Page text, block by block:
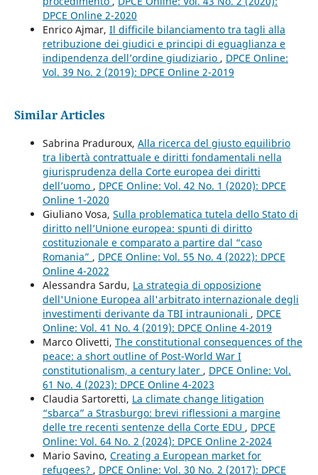
DPCE Online 2-2020
Enrico Ajmar, Il difficile bilanciamento tra tagli alla
retribuzione dei giudici e principi di eguaglianza e
indipendenza dell’ordine giudiziario , DPCE Online:
Vol. 39 No. 2 (2019): DPCE Online 2-2019
Similar Articles
Sabrina Praduroux, Alla ricerca del giusto equilibrio
tra libertà contrattuale e diritti fondamentali nella
giurisprudenza della Corte europea dei diritti
dell’uomo , DPCE Online: Vol. 42 No. 1 (2020): DPCE
Online 1-2020
Giuliano Vosa, Sulla problematica tutela dello Stato di
diritto nell’Unione europea: spunti di diritto
costituzionale e comparato a partire dal “caso
Romania” , DPCE Online: Vol. 55 No. 4 (2022): DPCE
Online 4-2022
Alessandra Sardu, La strategia di opposizione
dell'Unione Europea all'arbitrato internazionale degli
investimenti derivante da TBI intraunionali , DPCE
Online: Vol. 41 No. 4 (2019): DPCE Online 4-2019
Marco Olivetti, The constitutional consequences of the
peace: a short outline of Post-World War I
constitutionalism, a century later , DPCE Online: Vol.
61 No. 4 (2023): DPCE Online 4-2023
Claudia Sartoretti, La climate change litigation
“sbarca” a Strasburgo: brevi riflessioni a margine
delle tre recenti sentenze della Corte EDU , DPCE
Online: Vol. 64 No. 2 (2024): DPCE Online 2-2024
Mario Savino, Creating a European market for
refugees? , DPCE Online: Vol. 30 No. 2 (2017): DPCE